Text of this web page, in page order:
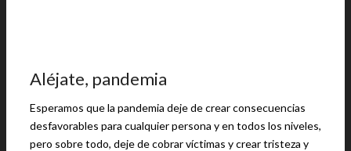
Aléjate, pandemia
Esperamos que la pandemia deje de crear consecuencias
desfavorables para cualquier persona y en todos los niveles,
pero sobre todo, deje de cobrar víctimas y crear tristeza y